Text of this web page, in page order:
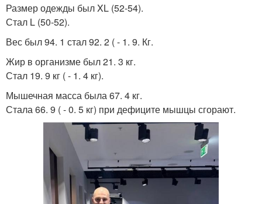
Размер одежды был XL (52-54).
Стал L (50-52).
Вес был 94. 1 стал 92. 2 ( - 1. 9. Кг.
Жир в организме был 21. 3 кг.
Стал 19. 9 кг ( - 1. 4 кг).
Мышечная масса была 67. 4 кг.
Стала 66. 9 ( - 0. 5 кг) при дефиците мышцы сгорают.